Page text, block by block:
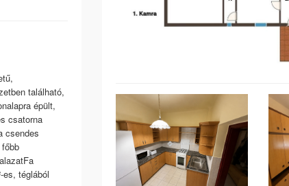
található,
épült,
csatorna
csendes
es, téglából